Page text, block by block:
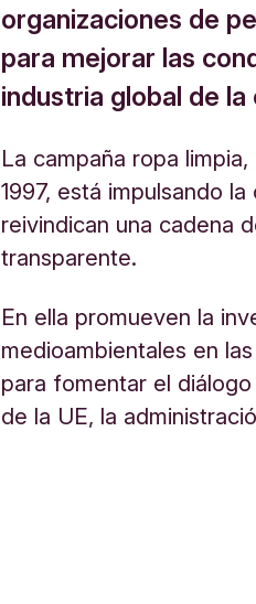
organizaciones de
para mejorar las
industria global de
La campaña ropa
1997, está impulsando
reivindican una cadena
transparente.
En ella promueven la
medioambientales en
para fomentar el
de la UE, la